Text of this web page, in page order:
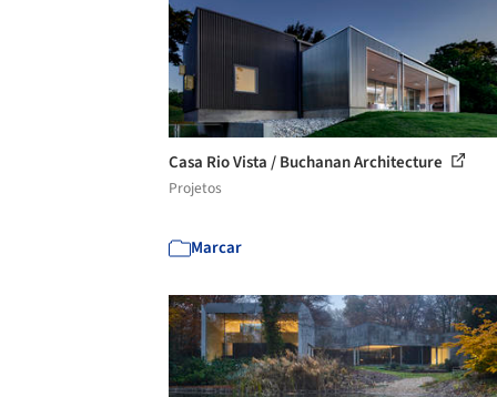
Casa Rio Vista / Buchanan Architecture
Projetos
Marcar